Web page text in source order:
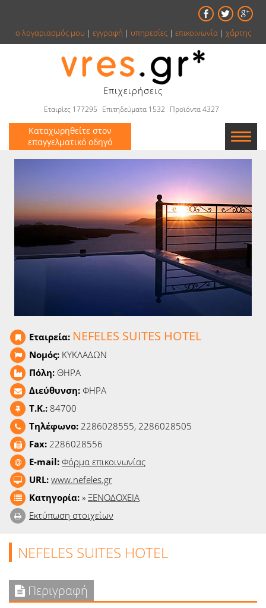
ο λογαριασμός μου | εγγραφή | υπηρεσίες| επικοινωνία| χάρτης
Επιχειρήσεις
Εταιρίες 177295 Επιτηδεύματα 1532 Προϊόντα 4327
Καταχωρηθείτε στον
επαγγελματικό οδηγό
Εταιρείες
Κατάλογος
Αγγελίες
Βιβλία
Ραδιόφωνο
Ταινίες
Εταιρεία: NEFELES SUITES HOTEL
Νομός: ΚΥΚΛΑΔΩΝ
Πόλη: ΘΗΡΑ
Διεύθυνση: ΦΗΡΑ
T.K.: 84700
Τηλέφωνο: 2286028555, 2286028505
Fax: 2286028556
E-mail: Φόρμα επικοινωνίας
URL: www.nefeles.gr
Κατηγορία: » ΞΕΝΟΔΟΧΕΙΑ
Εκτύπωση στοιχείων
NEFELES SUITES HOTEL
Περιγραφή